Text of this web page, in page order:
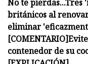
No te pierdas...Tres
británicos al
eliminar
[COMENTARIO]
contenedor de su